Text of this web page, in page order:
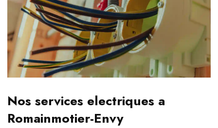
Nos services electriques a
Romainmotier-Envy